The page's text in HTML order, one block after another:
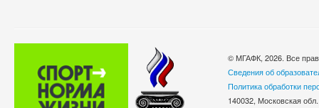
© МГАФК, 2026. Все
Сведения об
Политика обработки
140032, Московская